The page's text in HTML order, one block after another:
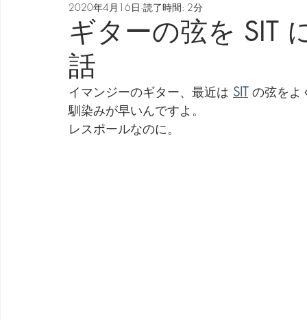
弦交換の記録 DTM 始める 知っておきたいコト
Imanjy Studio 使われているモノ
劇団 Avan 劇伴が出来るまでを追ったドキュメンタリー
ギターの弦を SIT
話
2020年4月16日 読了時間: 2分
イマンジーのギター、最近は SIT の弦をよ
馴染みが早いんですよ。
レスポールなのに。